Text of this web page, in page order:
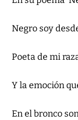
Negro soy
Poeta de mi
Y la emoción
En el bronco